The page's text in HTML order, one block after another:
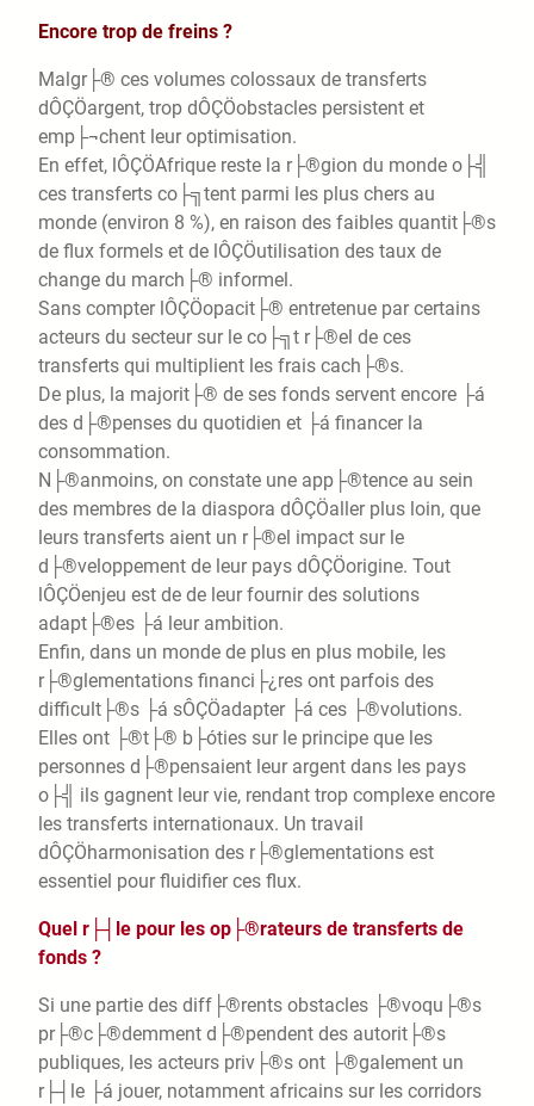
Encore trop de freins ?
Malgr├® ces volumes colossaux de transferts
dÔÇÖargent, trop dÔÇÖobstacles persistent et
emp├¬chent leur optimisation.
En effet, lÔÇÖAfrique reste la r├®gion du monde o├╣
ces transferts co├╗tent parmi les plus chers au
monde (environ 8 %), en raison des faibles quantit├®s
de flux formels et de lÔÇÖutilisation des taux de
change du march├® informel.
Sans compter lÔÇÖopacit├® entretenue par certains
acteurs du secteur sur le co├╗t r├®el de ces
transferts qui multiplient les frais cach├®s.
De plus, la majorit├® de ses fonds servent encore ├á
des d├®penses du quotidien et ├á financer la
consommation.
N├®anmoins, on constate une app├®tence au sein
des membres de la diaspora dÔÇÖaller plus loin, que
leurs transferts aient un r├®el impact sur le
d├®veloppement de leur pays dÔÇÖorigine. Tout
lÔÇÖenjeu est de de leur fournir des solutions
adapt├®es ├á leur ambition.
Enfin, dans un monde de plus en plus mobile, les
r├®glementations financi├¿res ont parfois des
difficult├®s ├á sÔÇÖadapter ├á ces ├®volutions.
Elles ont ├®t├® b├óties sur le principe que les
personnes d├®pensaient leur argent dans les pays
o├╣ ils gagnent leur vie, rendant trop complexe encore
les transferts internationaux. Un travail
dÔÇÖharmonisation des r├®glementations est
essentiel pour fluidifier ces flux.
Quel r├┤le pour les op├®rateurs de transferts de
fonds ?
Si une partie des diff├®rents obstacles ├®voqu├®s
pr├®c├®demment d├®pendent des autorit├®s
publiques, les acteurs priv├®s ont ├®galement un
r├┤le ├á jouer, notamment africains sur les corridors